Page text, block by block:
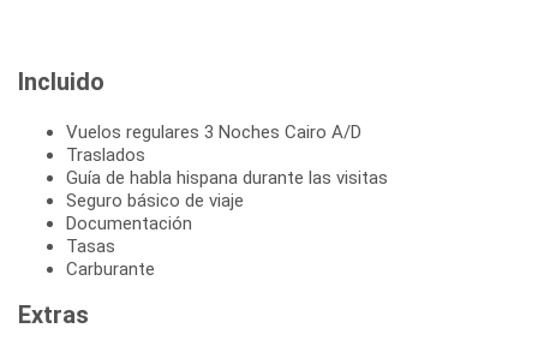
Incluido
Vuelos regulares 3 Noches Cairo A/D
Traslados
Guía de habla hispana durante las visitas
Seguro básico de viaje
Documentación
Tasas
Carburante
Extras